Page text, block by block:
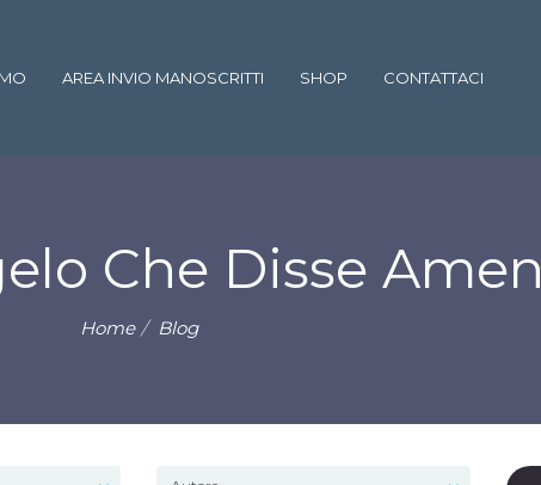
AREA INVIO MANOSCRITTI SHOP CONTATTACI
Che Disse Amen
Home Blog